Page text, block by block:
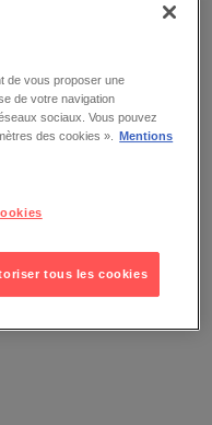
de vous proposer une
de votre navigation
sociaux. Vous pouvez
des cookies ».
Mentions
tous les cookies